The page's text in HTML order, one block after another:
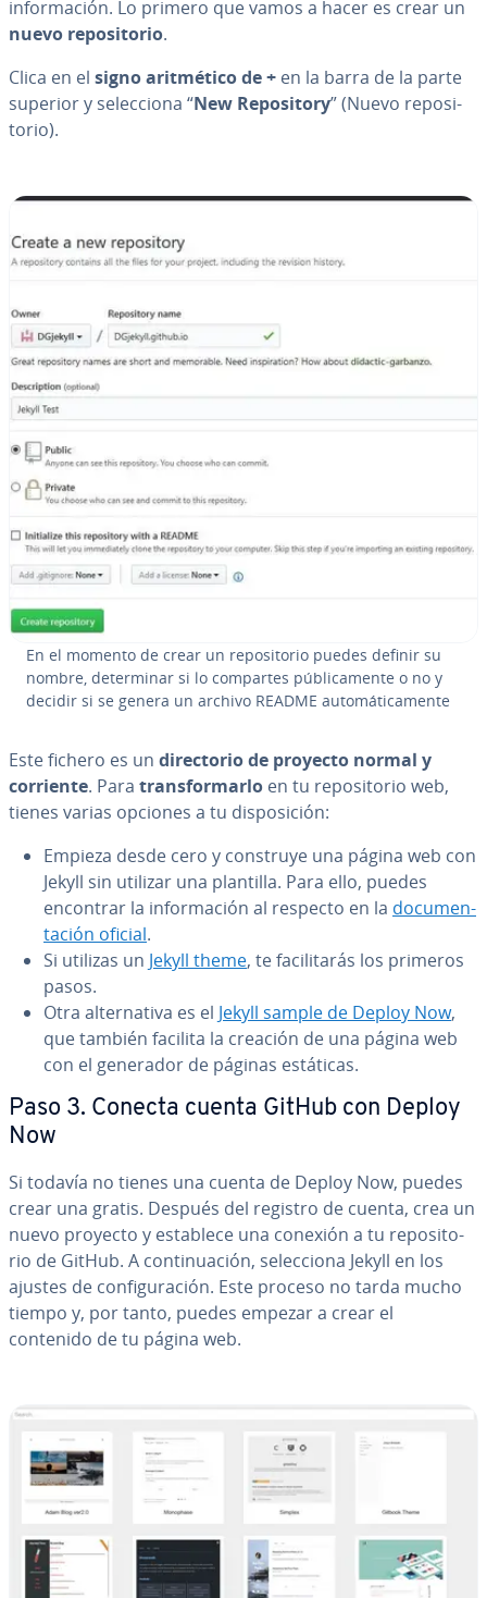
in­fo­r­ma­ción. Lo primero que vamos a hacer es crear un
nuevo re­po­si­to­rio.
Clica en el signo ari­t­mé­ti­co de + en la barra de la parte
superior y se­le­c­cio­na “New Re­po­si­to­ry” (Nuevo re­po­si­
to­rio).
En el momento de crear un re­po­si­to­rio puedes definir su
nombre, de­te­r­mi­nar si lo compartes pú­bli­ca­me­n­te o no y
decidir si se genera un archivo README au­to­má­ti­ca­me­n­te
Este fichero es un di­re­c­to­rio de proyecto normal y
corriente. Para tra­n­s­fo­r­mar­lo en tu re­po­si­to­rio web,
tienes varias opciones a tu di­s­po­si­ción:
Empieza desde cero y construye una página web con
Jekyll sin utilizar una plantilla. Para ello, puedes
encontrar la in­fo­r­ma­ción al respecto en la do­cu­me­n­
ta­ción oficial.
Si utilizas un Jekyll theme, te fa­ci­li­ta­rás los primeros
pasos.
Otra al­te­r­na­ti­va es el Jekyll sample de Deploy Now,
que también facilita la creación de una página web
con el generador de páginas estáticas.
Paso 3. Conecta cuenta GitHub con Deploy
Now
Si todavía no tienes una cuenta de Deploy Now, puedes
crear una gratis. Después del registro de cuenta, crea un
nuevo proyecto y establece una conexión a tu re­po­si­to­
rio de GitHub. A co­n­ti­nua­ción, se­le­c­cio­na Jekyll en los
ajustes de co­n­fi­gu­ra­ción. Este proceso no tarda mucho
tiempo y, por tanto, puedes empezar a crear el
contenido de tu página web.